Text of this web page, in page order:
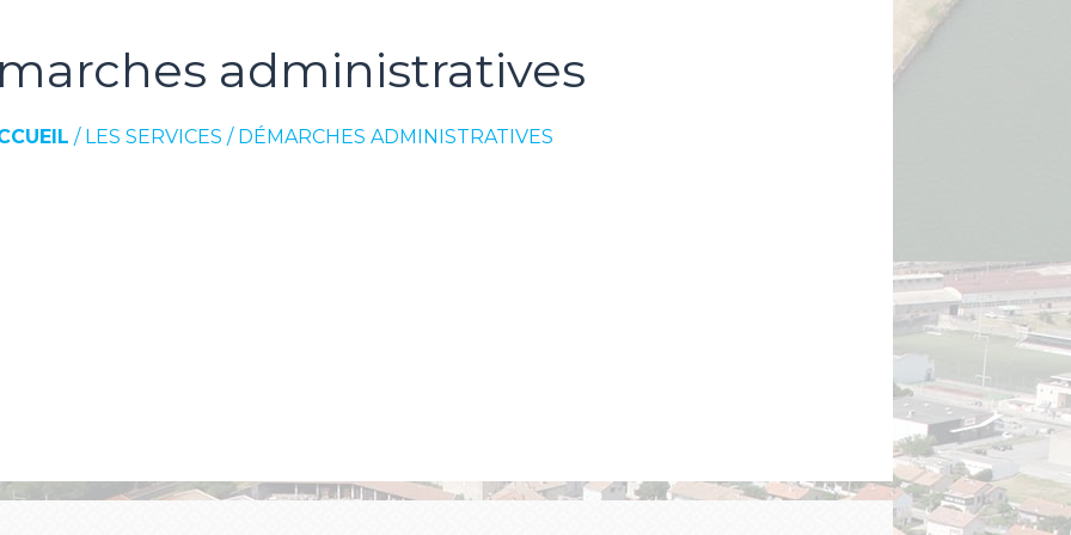
administratives
/ LES SERVICES / DÉMARCHES ADMINISTRATIVES